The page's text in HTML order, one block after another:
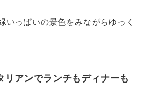
いっぱいの景色をみながらゆっく
リアンでランチもディナーも